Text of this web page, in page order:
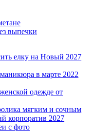
выпечки
елку на Новый 2027
в марте 2022
одежде от
мягким и сочным
корпоратив 2027
с фото